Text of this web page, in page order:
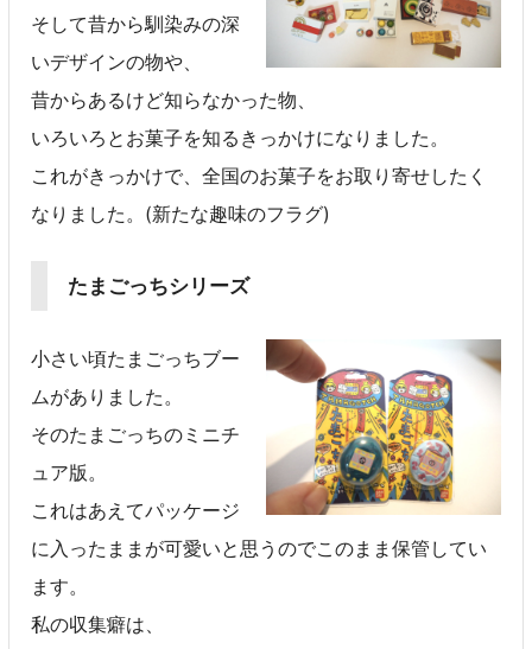
そして昔から馴染みの深
いデザインの物や、
昔からあるけど知らなかった物、
いろいろとお菓子を知るきっかけになりました。
これがきっかけで、全国のお菓子をお取り寄せしたく
なりました。(新たな趣味のフラグ)
たまごっちシリーズ
小さい頃たまごっちブー
ムがありました。
そのたまごっちのミニチ
ュア版。
これはあえてパッケージ
に入ったままが可愛いと思うのでこのまま保管してい
ます。
私の収集癖は、